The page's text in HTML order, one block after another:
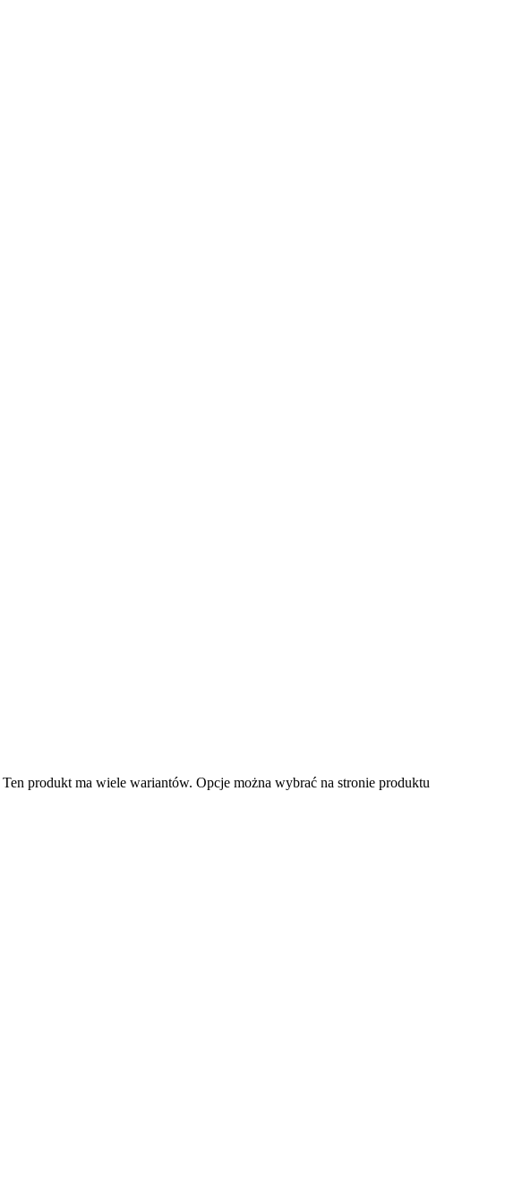
Ten produkt ma wiele wariantów. Opcje można wybrać na stronie produktu